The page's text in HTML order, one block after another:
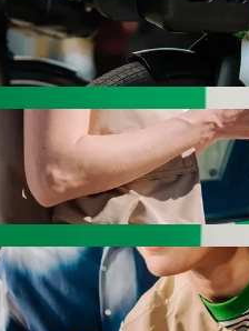
PKS avec
le meilleur prix pour
Maksymiliana à